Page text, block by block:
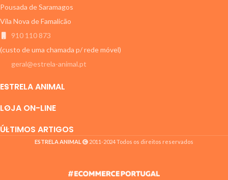
Pousada de Saramagos
Vila Nova de Famalicão
910 110 873
(custo de uma chamada p/ rede móvel)
geral@estrela-animal.pt
ESTRELA ANIMAL
LOJA ON-LINE
ÚLTIMOS ARTIGOS
ESTRELA ANIMAL 2011-2024 Todos os direitos reservados